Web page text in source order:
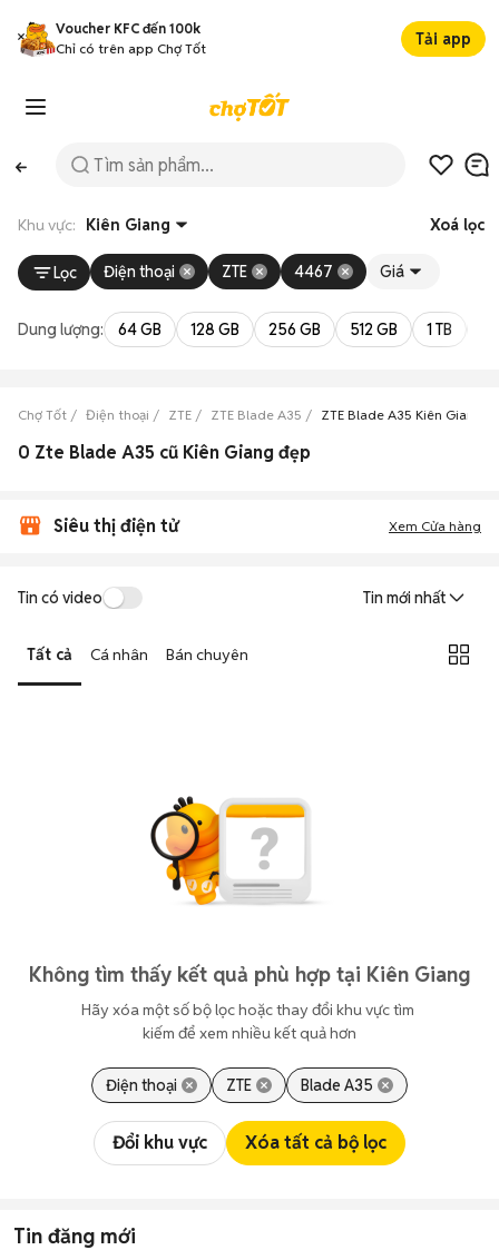
Voucher KFC đến 100k
Chỉ có trên app Chợ Tốt
Tải app
Khu vực: Kiên Giang Xoá lọc
Lọc Điện thoại ZTE 4467 Giá
Dung lượng: 64 GB 128 GB 256 GB 512 GB 1 TB
Chợ Tốt Điện thoại ZTE ZTE Blade A35 ZTE Blade A35 Kiên Giang
0 Zte Blade A35 cũ Kiên Giang đẹp
Siêu thị điện tử Xem Cửa hàng
Tin có video Tin mới nhất
Tất cả Cá nhân Bán chuyên
Không tìm thấy kết quả phù hợp tại Kiên Giang
Hãy xóa một số bộ lọc hoặc thay đổi khu vực tìm
kiếm để xem nhiều kết quả hơn
Điện thoại ZTE Blade A35
Đổi khu vực Xóa tất cả bộ lọc
Tin đăng mới